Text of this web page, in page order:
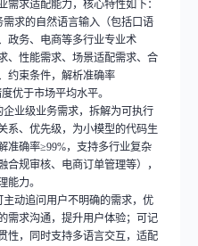
求适配能力，核心特性如下：
求的自然语言输入（包括口语
政务、电商等多行业专业术
、性能需求、场景适配需求、合
约束条件，解析准确率
优于市场平均水平。
业级业务需求，拆解为可执行
系、优先级，为小模型的代码生
准确率≥99%，支持多行业复杂
规审核、电商订单管理等），
能力。
动追问用户不明确的需求，优
需求沟通，提升用户体验；可记
性，同时支持多语言交互，适配